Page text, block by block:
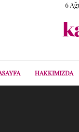
6
HAKKIMIZDA